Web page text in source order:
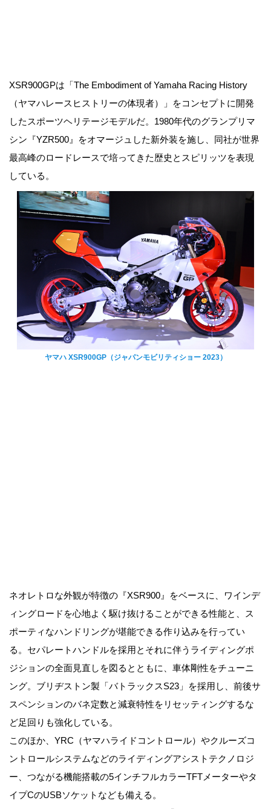
XSR900GPは「The Embodiment of Yamaha Racing History
（ヤマハレースヒストリーの体現者）」をコンセプトに開発
したスポーツヘリテージモデルだ。1980年代のグランプリマ
シン『YZR500』をオマージュした新外装を施し、同社が世界
最高峰のロードレースで培ってきた歴史とスピリッツを表現
している。
ヤマハ XSR900GP（ジャパンモビリティショー 2023）
ネオレトロな外観が特徴の『XSR900』をベースに、ワインデ
ィングロードを心地よく駆け抜けることができる性能と、ス
ポーティなハンドリングが堪能できる作り込みを行ってい
る。セパレートハンドルを採用とそれに伴うライディングポ
ジションの全面見直しを図るとともに、車体剛性をチューニ
ング。ブリヂストン製「バトラックスS23」を採用し、前後サ
スペンションのバネ定数と減衰特性をリセッティングするな
ど足回りも強化している。
このほか、YRC（ヤマハライドコントロール）やクルーズコ
ントロールシステムなどのライディングアシストテクノロジ
ー、つながる機能搭載の5インチフルカラーTFTメーターやタ
イプCのUSBソケットなども備える。